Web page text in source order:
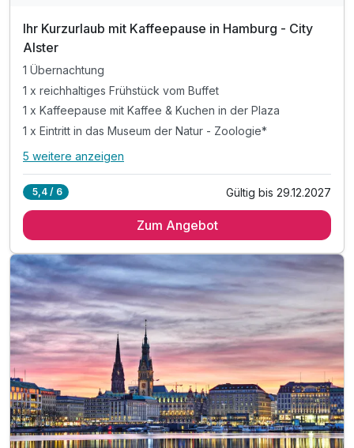
202Ihr Kurzurlaub mit Kaffeepause in Hamburg - City
Alster
1 Übernachtung
1 x reichhaltiges Frühstück vom Buffet
1 x Kaffeepause mit Kaffee & Kuchen in der Plaza
1 x Eintritt in das Museum der Natur - Zoologie*
Alle Inklusivleistungen
1 x reichhaltiges Frühstück vom Buffet
1 x Eintritt in das Museum der Natur - Zoologie*
interessant für große und kleine Kinder
1 x Flasche Wasser zur Begrüßung auf dem Zimmer
inkl. Tee- und Kaffee Zubereiter auf dem Zimmer
inkl. Nutzung des Fitnessbereiches
inkl. Nutzung W-Lan
5 weitere anzeigen
5,4 / 6 Gültig bis 29.12.2027
Zum Angebot